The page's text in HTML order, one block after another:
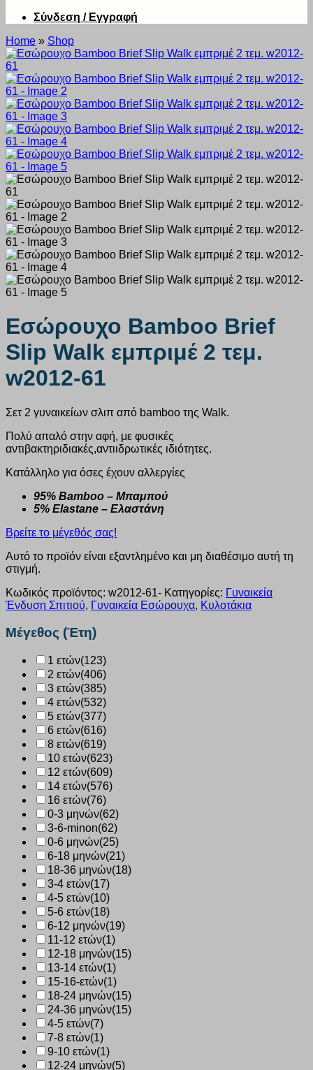
Σύνδεση / Εγγραφή
Home » Shop
Εσώρουχο Bamboo Brief
Slip Walk εμπριμέ 2 τεμ.
w2012-61
Σετ 2 γυναικείων σλιπ από bamboo της Walk.
Πολύ απαλό στην αφή, με φυσικές
αντιβακτηριδιακές,αντιιδρωτικές ιδιότητες.
Κατάλληλο για όσες έχουν αλλεργίες
95% Bamboo – Μπαμπού
5% Elastane – Ελαστάνη
Βρείτε το μέγεθός σας!
Αυτό το προϊόν είναι εξαντλημένο και μη διαθέσιμο αυτή τη
στιγμή.
Κωδικός προϊόντος: w2012-61- Κατηγορίες: Γυναικεία
Ένδυση Σπιτιού, Γυναικεία Εσώρουχα, Κυλοτάκια
Μέγεθος (Έτη)
1 ετών(123)
2 ετών(406)
3 ετών(385)
4 ετών(532)
5 ετών(377)
6 ετών(616)
8 ετών(619)
10 ετών(623)
12 ετών(609)
14 ετών(576)
16 ετών(76)
0-3 μηνών(62)
3-6-minon(62)
0-6 μηνών(25)
6-18 μηνών(21)
18-36 μηνών(18)
3-4 ετών(17)
4-5 ετών(10)
5-6 ετών(18)
6-12 μηνών(19)
11-12 ετών(1)
12-18 μηνών(15)
13-14 ετών(1)
15-16-ετών(1)
18-24 μηνών(15)
24-36 μηνών(15)
4-5 ετών(7)
7-8 ετών(1)
9-10 ετών(1)
12-24 μηνών(5)